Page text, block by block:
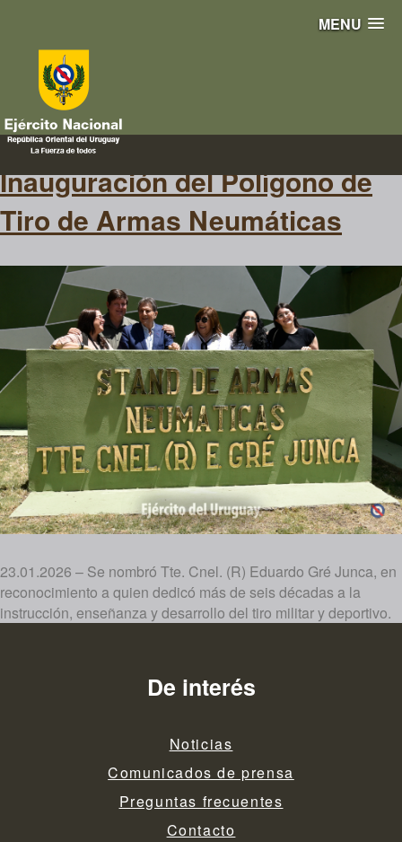
MENU
inauguración
Inauguración del Polígono de
Tiro de Armas Neumáticas
23.01.2026 – Se nombró Tte. Cnel. (R) Eduardo Gré Junca, en
reconocimiento a quien dedicó más de seis décadas a la
instrucción, enseñanza y desarrollo del tiro militar y deportivo.
De interés
Noticias
Comunicados de prensa
Preguntas frecuentes
Contacto